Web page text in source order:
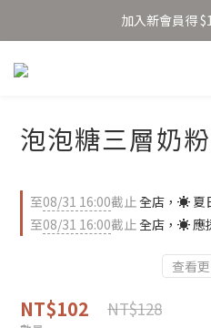
加入新會員得
加入新會員得
全站滿
泡泡糖三層奶
至08/31 16:00截止全店，☀️ 夏
至08/31 16:00截止全店，☀️ 應
查看
NT$102 NT$128